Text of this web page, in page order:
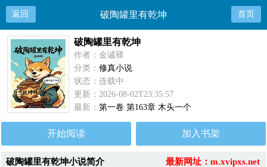
返回 破陶罐里有乾坤 首页
破陶罐里有乾坤
作者：金诚驿
分类：修真小说
状态：连载中
更新：2026-08-02T23:35:57
最新：第一卷 第163章 木头一个
开始阅读 加入书架
最新网址：m.xvipxs.net
破陶罐里有乾坤小说简介